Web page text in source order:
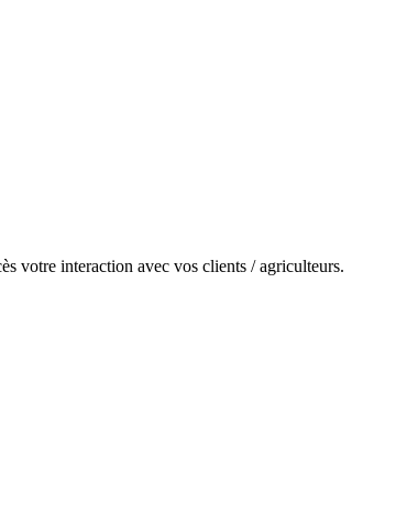
votre interaction avec vos clients / agriculteurs.